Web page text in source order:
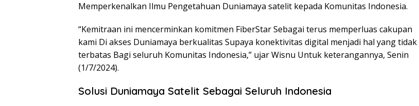
Memperkenalkan Ilmu Pengetahuan Duniamaya satelit kepada Komunitas Indonesia.
“Kemitraan ini mencerminkan komitmen FiberStar Sebagai terus memperluas cakupan
kami Di akses Duniamaya berkualitas Supaya konektivitas digital menjadi hal yang tidak
terbatas Bagi seluruh Komunitas Indonesia,” ujar Wisnu Untuk keterangannya, Senin
(1/7/2024).
Solusi Duniamaya Satelit Sebagai Seluruh Indonesia